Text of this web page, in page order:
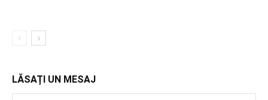
LĂSAȚI UN MESAJ